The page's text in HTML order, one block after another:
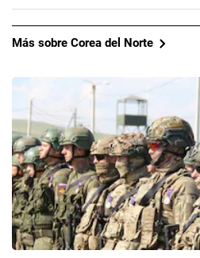
Más sobre Corea del Norte